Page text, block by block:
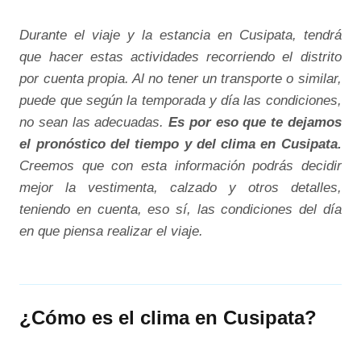
Durante el viaje y la estancia en Cusipata, tendrá
que hacer estas actividades recorriendo el distrito
por cuenta propia. Al no tener un transporte o similar,
puede que según la temporada y día las condiciones,
no sean las adecuadas.Es por eso que te dejamos
el pronóstico del tiempo y del clima en Cusipata.
Creemos que con esta información podrás decidir
mejor la vestimenta, calzado y otros detalles,
teniendo en cuenta, eso sí, las condiciones del día
en que piensa realizar el viaje.
¿Cómo es el clima en Cusipata?